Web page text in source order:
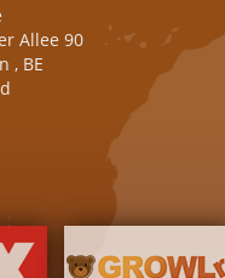
Allee 90
, BE